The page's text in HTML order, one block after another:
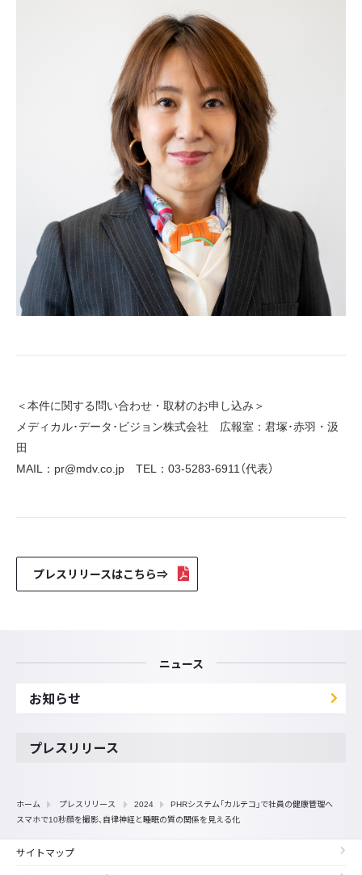
＜本件に関する問い合わせ・取材のお申し込み＞
メディカル･データ･ビジョン株式会社 広報室：君塚･赤羽・汲
田
MAIL：pr@mdv.co.jp TEL：03-5283-6911（代表）
プレスリリースはこちら⇒
ニュース
お知らせ
プレスリリース
ホーム プレスリリース 2024
PHRシステム「カルテコ」で社員の健康管理へ
スマホで10秒顔を撮影、自律神経と睡眠の質の関係を見える化
サイトマップ